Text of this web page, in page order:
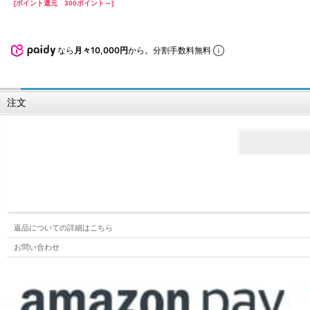
[ポイント還元 300ポイント～]
なら 月々10,000円から。分割手数料無料
注文
返品についての詳細はこちら
お問い合わせ